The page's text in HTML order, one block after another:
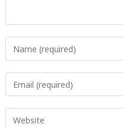
your
username
to
comment
your
address